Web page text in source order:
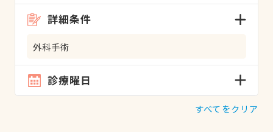
詳細条件
外科手術
診療曜日
すべてをクリア